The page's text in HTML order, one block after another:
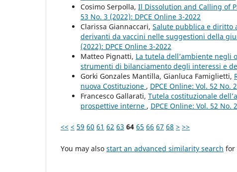
Cosimo Serpolla, Il Dissolution and Calling of
53 No. 3 (2022): DPCE Online 3-2022
Clarissa Giannaccari, Salute pubblica e diritto
derivanti da vaccini nelle suggestioni della
(2022): DPCE Online 3-2022
Matteo Pignatti, La tutela dell’ambiente
strumenti di bilanciamento degli interessi e
Gorki Gonzales Mantilla, Gianluca Famiglietti,
nuova Costituzione , DPCE Online: Vol. 52 No.
Francesco Gallarati, Tutela costituzionale
prospettive interne , DPCE Online: Vol. 52 No.
<< < 59 60 61 62 63 64 65 66 67 68 > >>
You may also start an advanced similarity search for